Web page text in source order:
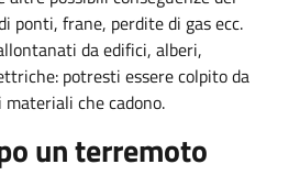
ponti, frane, perdite di gas ecc.
da edifici, alberi,
potresti essere colpito da
che cadono.
un terremoto